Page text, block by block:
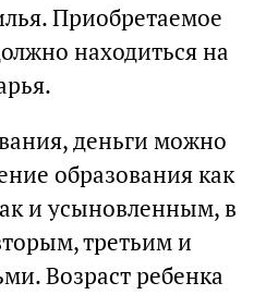
Приобретаемое
находиться на
деньги можно
образования как
и усыновленным, в
третьим и
Возраст ребенка